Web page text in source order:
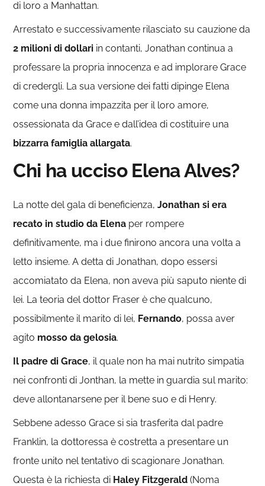
di loro a Manhattan.
Arrestato e successivamente rilasciato su cauzione da
2 milioni di dollari in contanti, Jonathan continua a
professare la propria innocenza e ad implorare Grace
di credergli. La sua versione dei fatti dipinge Elena
come una donna impazzita per il loro amore,
ossessionata da Grace e dall’idea di costituire una
bizzarra famiglia allargata.
Chi ha ucciso Elena Alves?
La notte del gala di beneficienza,Jonathan si era
recato in studio da Elena per rompere
definitivamente, ma i due finirono ancora una volta a
letto insieme. A detta di Jonathan, dopo essersi
accomiatato da Elena, non aveva più saputo niente di
lei. La teoria del dottor Fraser è che qualcuno,
possibilmente il marito di lei, Fernando, possa aver
agito mosso da gelosia.
Il padre di Grace, il quale non ha mai nutrito simpatia
nei confronti di Jonthan, la mette in guardia sul marito:
deve allontanarsene per il bene suo e di Henry.
Sebbene adesso Grace si sia trasferita dal padre
Franklin, la dottoressa è costretta a presentare un
fronte unito nel tentativo di scagionare Jonathan.
Questa è la richiesta di Haley Fitzgerald (Noma